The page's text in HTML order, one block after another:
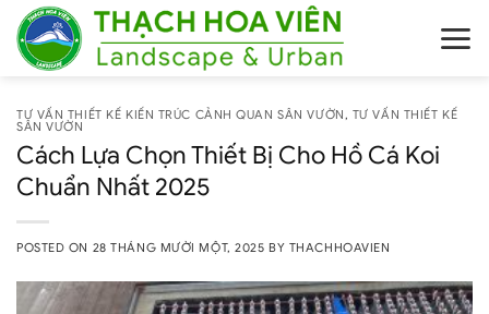
Skip
content
TƯ VẤN THIẾT KẾ KIẾN TRÚC CẢNH QUAN SÂN VƯỜN, TƯ VẤN THIẾT KẾ
SÂN VƯỜN
Cách Lựa Chọn Thiết Bị Cho Hồ Cá Koi
Chuẩn Nhất 2025
POSTED ON 28 THÁNG MƯỜI MỘT, 2025 BY THACHHOAVIEN